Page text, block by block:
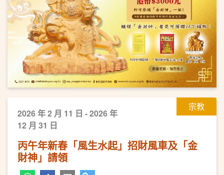
宗教
2026 年 2 月 11 日 - 2026 年
12 月 31 日
丙午年新春「風生水起」招財風車及「金
財神」請領